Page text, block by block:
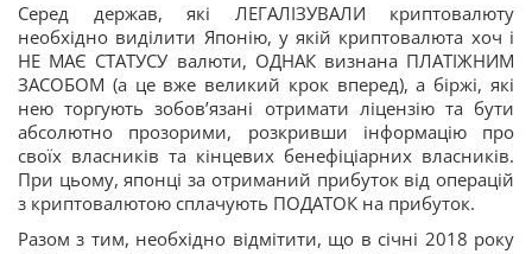
Серед держав, які ЛЕГАЛІЗУВАЛИ криптовалюту
необхідно виділити Японію, у якій криптовалюта хоч і
НЕ МАЄ СТАТУСУ валюти, ОДНАК визнана ПЛАТІЖНИМ
ЗАСОБОМ (а це вже великий крок вперед), а біржі, які
нею торгують зобов’язані отримати ліцензію та бути
абсолютно прозорими, розкривши інформацію про
своїх власників та кінцевих бенефіціарних власників.
При цьому, японці за отриманий прибуток від операцій
з криптовалютою сплачують ПОДАТОК на прибуток.
Разом з тим, необхідно відмітити, що в січні 2018 року